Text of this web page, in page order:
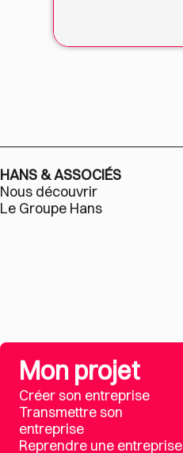
HANS & ASSOCIÉS
Nous découvrir
Le Groupe Hans
Mon projet
Créer son entreprise
Transmettre son
entreprise
Reprendre une entreprise